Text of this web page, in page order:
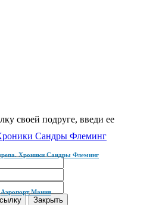
своей подруге, введи ее
Хроники Сандры Флеминг
Аэропорт Мания